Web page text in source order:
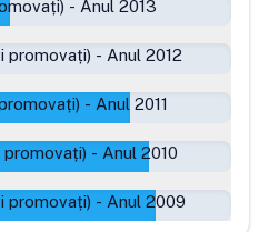
- Anul 2013
promovați) - Anul 2012
- Anul 2011
promovați) - Anul 2010
promovați) - Anul 2009